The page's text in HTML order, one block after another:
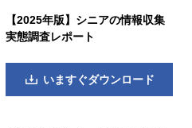
【2025年版】シニアの情報収集
実態調査レポート
いますぐダウンロード